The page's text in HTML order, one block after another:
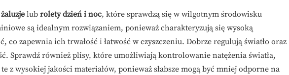
żaluzje lub rolety dzień i noc, które sprawdzą się w wilgotnym środowisku
są idealnym rozwiązaniem, ponieważ charakteryzują się wysoką
co zapewnia ich trwałość i łatwość w czyszczeniu. Dobrze regulują światło oraz
Sprawdź również plisy, które umożliwiają kontrolowanie natężenia światła,
z wysokiej jakości materiałów, ponieważ słabsze mogą być mniej odporne na